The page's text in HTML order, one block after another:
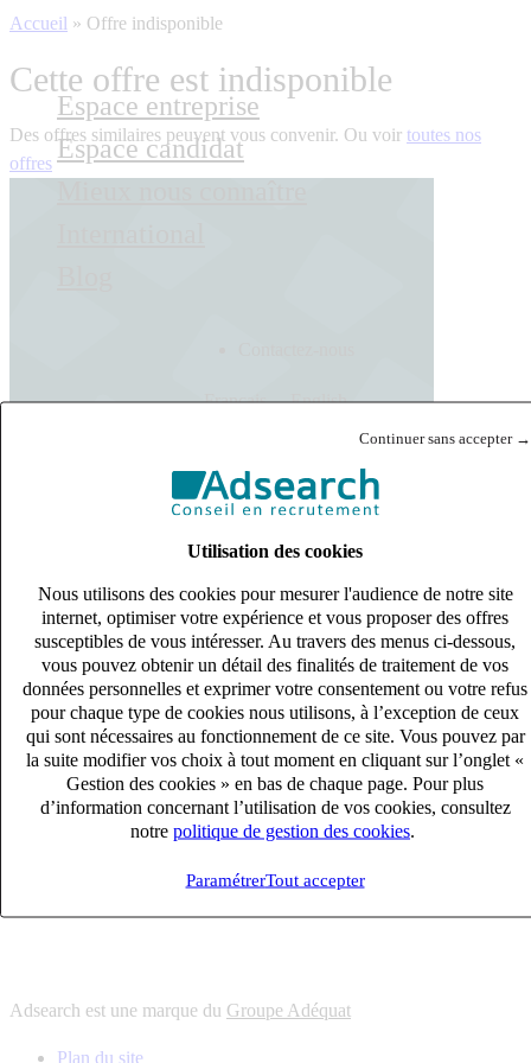
Continuer sans accepter →
Utilisation des cookies
Nous utilisons des cookies pour mesurer l'audience de notre site
internet, optimiser votre expérience et vous proposer des offres
susceptibles de vous intéresser. Au travers des menus ci-dessous,
vous pouvez obtenir un détail des finalités de traitement de vos
données personnelles et exprimer votre consentement ou votre refus
pour chaque type de cookies nous utilisons, à l’exception de ceux
qui sont nécessaires au fonctionnement de ce site. Vous pouvez par
la suite modifier vos choix à tout moment en cliquant sur l’onglet «
Gestion des cookies » en bas de chaque page. Pour plus
d’information concernant l’utilisation de vos cookies, consultez
notre politique de gestion des cookies
ParamétrerTout accepter
Espace entreprise
Espace candidat
Français English
Accueil » Offre indisponible
Cette offre est indisponible
Des offres similaires peuvent vous convenir. Ou voir toutes nos
offres
s'adapter à vos besoin en recrutement
10 univers
connaître votre secteur et ses enjeux
12 bureaux en France
proximité avec nos clients et nos talents
6 solutions
s'adapter à vos besoin en recrutement
10 univers
connaître votre secteur et ses enjeux
proximité avec nos clients et nos talents
Adsearch est une marque du Groupe Adéquat
Plan du site